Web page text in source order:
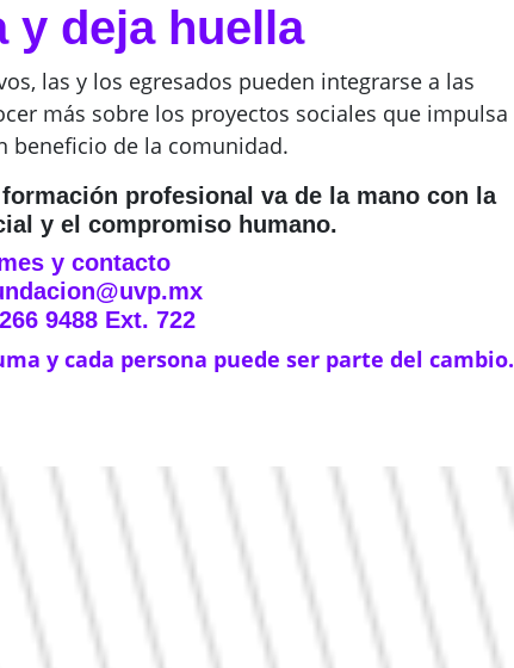
y deja huella
las y los egresados pueden integrarse a las
más sobre los proyectos sociales que impulsa
beneficio de la comunidad.
profesional va de la mano con la
y el compromiso humano.
y contacto
9488 Ext. 722
y cada persona puede ser parte del cambio.